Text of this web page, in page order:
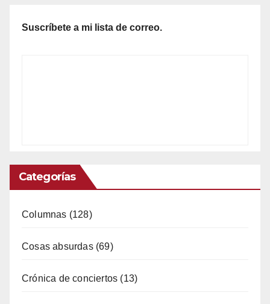
Suscríbete a mi lista de correo.
Categorías
Columnas (128)
Cosas absurdas(69)
Crónica de conciertos (13)